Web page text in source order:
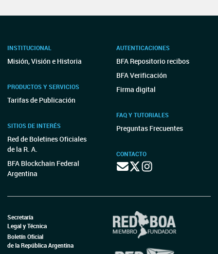
INSTITUCIONAL
Misión, Visión e Historia
PRODUCTOS Y SERVICIOS
Tarifas de Publicación
SITIOS DE INTERÉS
Red de Boletines Oficiales
de la R. A.
BFA Blockchain Federal
Argentina
AUTENTICACIONES
BFA Repositorio recibos
BFA Verificación
Firma digital
FAQ Y TUTORIALES
Preguntas Frecuentes
CONTACTO
Secretaría
Legal y Técnica
Boletín Oficial
de la República Argentina